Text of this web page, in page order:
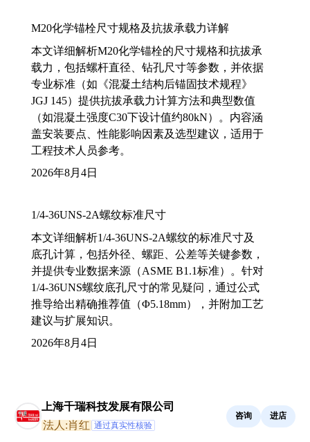
M20化学锚栓尺寸规格及抗拔承载力详解
本文详细解析M20化学锚栓的尺寸规格和抗拔承
载力，包括螺杆直径、钻孔尺寸等参数，并依据
专业标准（如《混凝土结构后锚固技术规程》
JGJ 145）提供抗拔承载力计算方法和典型数值
（如混凝土强度C30下设计值约80kN）。内容涵
盖安装要点、性能影响因素及选型建议，适用于
工程技术人员参考。
2026年8月4日
1/4-36UNS-2A螺纹标准尺寸
本文详细解析1/4-36UNS-2A螺纹的标准尺寸及
底孔计算，包括外径、螺距、公差等关键参数，
并提供专业数据来源（ASME B1.1标准）。针对
1/4-36UNS螺纹底孔尺寸的常见疑问，通过公式
推导给出精确推荐值（Φ5.18mm），并附加工艺
建议与扩展知识。
2026年8月4日
上海千瑞科技发展有限公司
法人:肖红 通过真实性核验
咨询 进店